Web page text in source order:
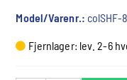
Model/Varenr.: colSHF-
Fjernlager: lev. 2-6